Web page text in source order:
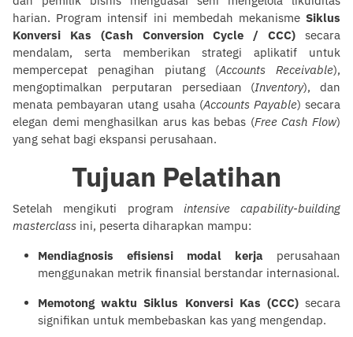
harian. Program intensif ini membedah mekanisme Siklus
Konversi Kas (Cash Conversion Cycle / CCC) secara
mendalam, serta memberikan strategi aplikatif untuk
mempercepat penagihan piutang (Accounts Receivable),
mengoptimalkan perputaran persediaan (Inventory), dan
menata pembayaran utang usaha (Accounts Payable) secara
elegan demi menghasilkan arus kas bebas (Free Cash Flow)
yang sehat bagi ekspansi perusahaan.
Tujuan Pelatihan
Setelah mengikuti program intensive capability-building
masterclass ini, peserta diharapkan mampu:
Mendiagnosis efisiensi modal kerja perusahaan
menggunakan metrik finansial berstandar internasional.
Memotong waktu Siklus Konversi Kas (CCC)secara
signifikan untuk membebaskan kas yang mengendap.